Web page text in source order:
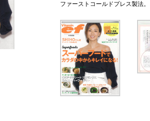
ファーストコールドプレス製法。